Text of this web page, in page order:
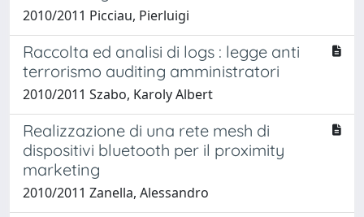
2010/2011 Picciau, Pierluigi
Raccolta ed analisi di logs : legge anti
terrorismo auditing amministratori
2010/2011 Szabo, Karoly Albert
Realizzazione di una rete mesh di
dispositivi bluetooth per il proximity
marketing
2010/2011 Zanella, Alessandro